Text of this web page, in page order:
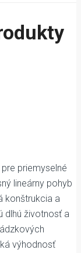
priemyselné
lineárny pohyb
konštrukcia a
dlhú životnosť a
výhodnosť